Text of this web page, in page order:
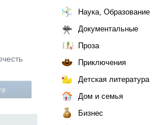
Наука, Образование
Документальные
Проза
Приключения
Детская литература
Дом и семья
Бизнес